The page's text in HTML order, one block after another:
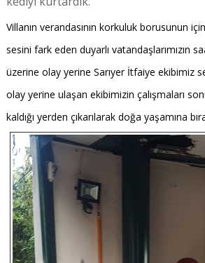
Villanın verandasının korkuluk borusunun
sesini fark eden duyarlı vatandaşlarımızın
üzerine olay yerine Sarıyer İtfaiye ekibimiz
olay yerine ulaşan ekibimizin çalışmaları
kaldığı yerden çıkarılarak doğa yaşamına